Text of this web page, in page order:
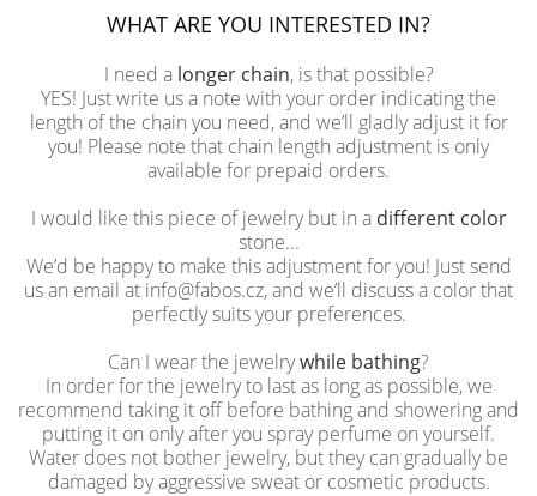
WHAT ARE YOU INTERESTED IN?
I need a longer chain, is that possible?
YES! Just write us a note with your order indicating the
length of the chain you need, and we’ll gladly adjust it for
you! Please note that chain length adjustment is only
available for prepaid orders.
I would like this piece of jewelry but in a different color
stone...
We’d be happy to make this adjustment for you! Just send
us an email at info@fabos.cz, and we’ll discuss a color that
perfectly suits your preferences.
Can I wear the jewelrywhile bathing?
In order for the jewelry to last as long as possible, we
recommend taking it off before bathing and showering and
putting it on only after you spray perfume on yourself.
Water does not bother jewelry, but they can gradually be
damaged by aggressive sweat or cosmetic products.